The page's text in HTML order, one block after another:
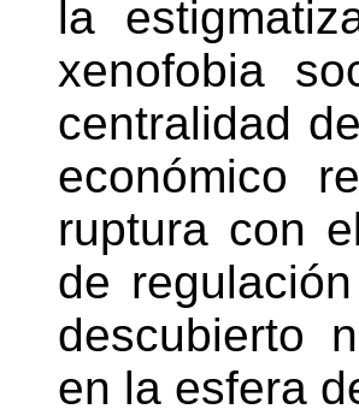
la
xenofobia
centralidad
económico
ruptura con
de
descubierto
en la esfera